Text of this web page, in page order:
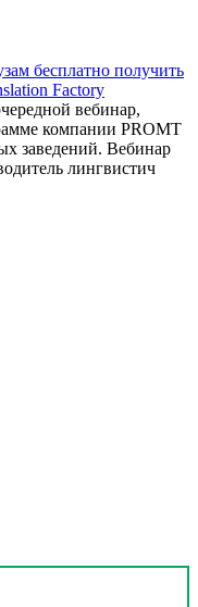
бесплатно получить
Factory
вебинар,
компании PROMT
заведений. Вебинар
лингвистич